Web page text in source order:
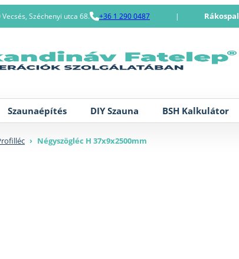
Vecsés, Széchenyi utca 68. +36 1 290 0487 |
Szaunaépítés DIY Szauna BSH Kalkulátor
› Négyszögléc H 37x9x2500mm